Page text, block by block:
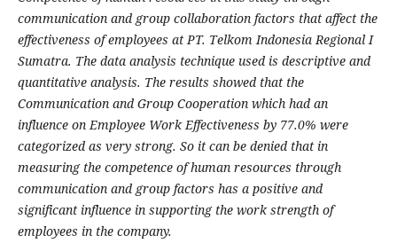
communication and group collaboration factors that affect the
effectiveness of employees at PT. Telkom Indonesia Regional I
Sumatra. The data analysis technique used is descriptive and
quantitative analysis. The results showed that the
Communication and Group Cooperation which had an
influence on Employee Work Effectiveness by 77.0% were
categorized as very strong. So it can be denied that in
measuring the competence of human resources through
communication and group factors has a positive and
significant influence in supporting the work strength of
employees in the company.